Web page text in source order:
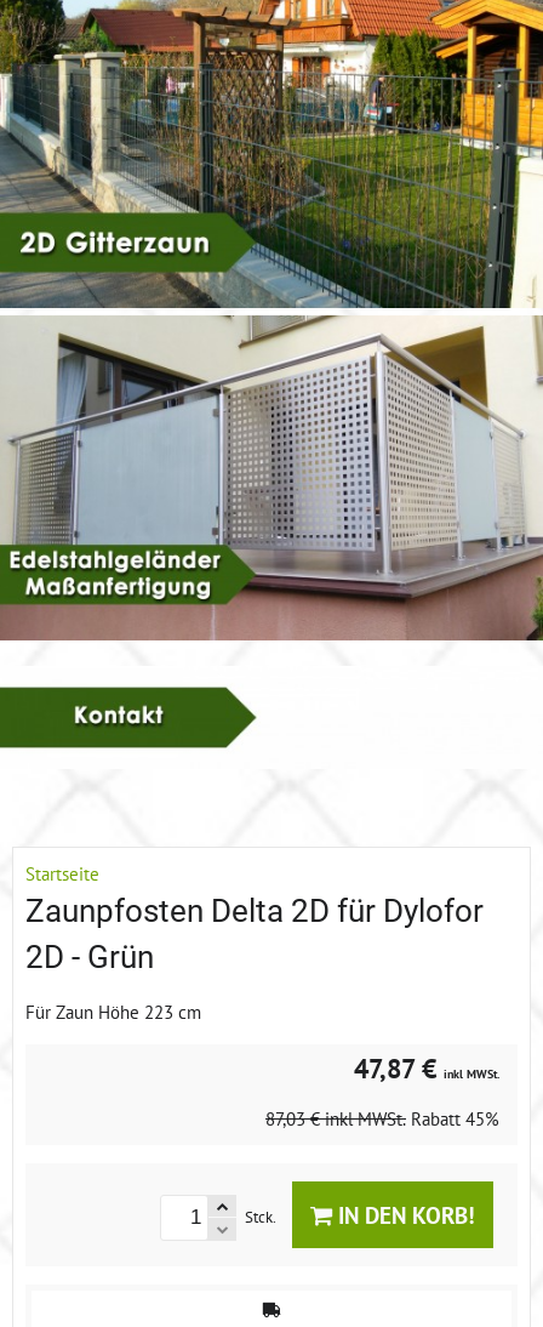
Startseite
Zaunpfosten Delta 2D für Dylofor
2D - Grün
Für Zaun Höhe 223 cm
47,87 € inkl MWSt.
87,03 € inkl MWSt. Rabatt 45%
Stck. IN DEN KORB!